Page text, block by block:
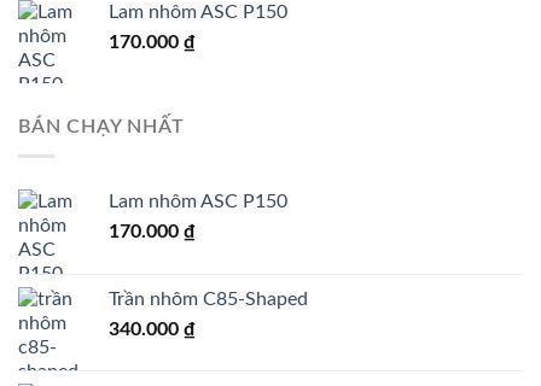
Lam nhôm ASC P150
170.000 ₫
BÁN CHẠY NHẤT
Lam nhôm ASC P150
170.000 ₫
Trần nhôm C85-Shaped
340.000 ₫